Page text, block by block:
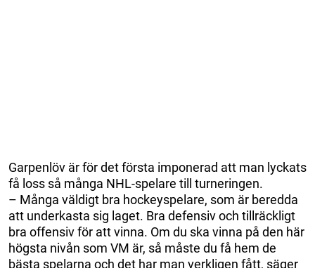
Garpenlöv är för det första imponerad att man lyckats
få loss så många NHL-spelare till turneringen.
– Många väldigt bra hockeyspelare, som är beredda
att underkasta sig laget. Bra defensiv och tillräckligt
bra offensiv för att vinna. Om du ska vinna på den här
högsta nivån som VM är, så måste du få hem de
bästa spelarna och det har man verkligen fått, säger